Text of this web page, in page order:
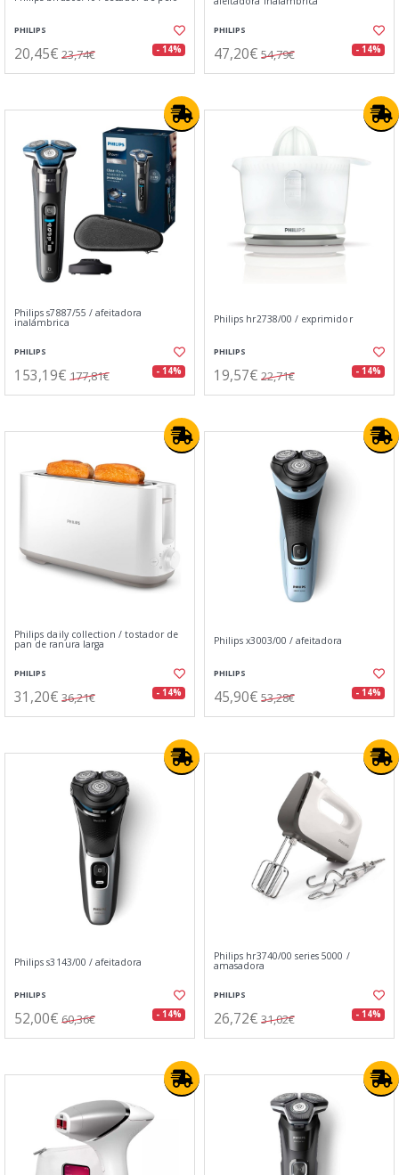
PHILIPS
20,45€ 23,74€ - 14%
PHILIPS
47,20€ 54,79€ - 14%
Philips s7887/55 / afeitadora
inalámbrica
PHILIPS
153,19€ 177,81€ - 14%
Philips hr2738/00 / exprimidor
PHILIPS
19,57€ 22,71€ - 14%
Philips daily collection / tostador de
pan de ranura larga
PHILIPS
31,20€ 36,21€ - 14%
Philips x3003/00 / afeitadora
PHILIPS
45,90€ 53,28€ - 14%
Philips s3143/00 / afeitadora
PHILIPS
52,00€ 60,36€ - 14%
Philips hr3740/00 series 5000 /
amasadora
PHILIPS
26,72€ 31,02€ - 14%